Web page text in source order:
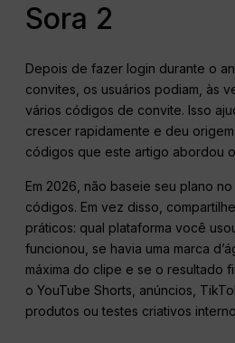
Sora 2
Depois de fazer login durante o
convites, os usuários podiam, às
vários códigos de convite. Isso
crescer rapidamente e deu
códigos que este artigo abordou
Em 2026, não baseie seu plano
códigos. Em vez disso,
práticos: qual plataforma você
funcionou, se havia uma marca
máxima do clipe e se o resultado
o YouTube Shorts, anúncios,
produtos ou testes criativos